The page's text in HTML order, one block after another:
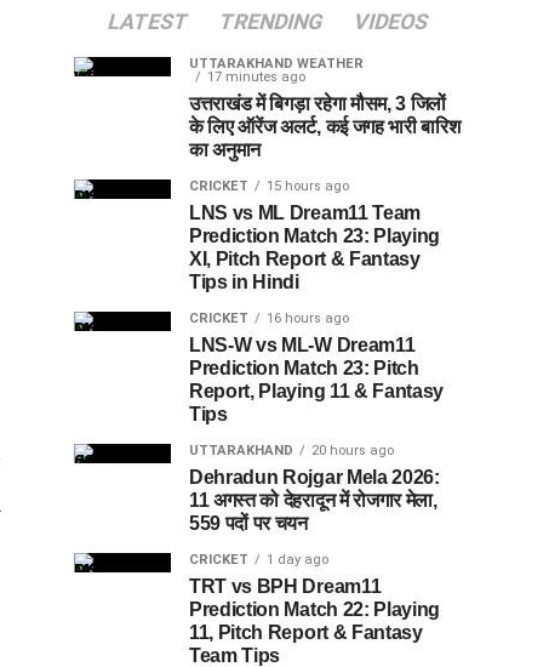
LATEST TRENDING VIDEOS
UTTARAKHAND WEATHER
17 minutes ago
उत्तराखंड में बिगड़ा रहेगा मौसम, 3 जिलों
के लिए ऑरेंज अलर्ट, कई जगह भारी बारिश
का अनुमान
CRICKET 15 hours ago
LNS vs ML Dream11 Team
Prediction Match 23: Playing
XI, Pitch Report & Fantasy
Tips in Hindi
CRICKET 16 hours ago
LNS-W vs ML-W Dream11
Prediction Match 23: Pitch
Report, Playing 11 & Fantasy
Tips
UTTARAKHAND 20 hours ago
Dehradun Rojgar Mela 2026:
11 अगस्त को देहरादून में रोजगार मेला,
559 पदों पर चयन
CRICKET 1 day ago
TRT vs BPH Dream11
Prediction Match 22: Playing
11, Pitch Report & Fantasy
Team Tips